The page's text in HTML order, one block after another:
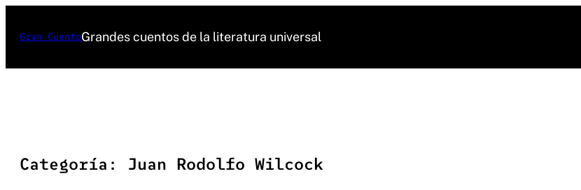
Gran CuentoGrandes cuentos de la literatura universal
Categoría: Juan Rodolfo Wilcock